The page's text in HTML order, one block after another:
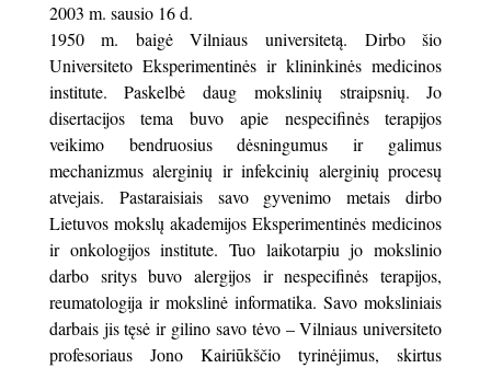
2003 m. sausio 16 d.
1950 m. baigė Vilniaus universitetą. Dirbo šio
Universiteto Eksperimentinės ir klininkinės medicinos
institute. Paskelbė daug mokslinių straipsnių. Jo
disertacijos tema buvo apie nespecifinės terapijos
veikimo bendruosius dėsningumus ir galimus
mechanizmus alerginių ir infekcinių alerginių procesų
atvejais. Pastaraisiais savo gyvenimo metais dirbo
Lietuvos mokslų akademijos Eksperimentinės medicinos
ir onkologijos institute. Tuo laikotarpiu jo mokslinio
darbo sritys buvo alergijos ir nespecifinės terapijos,
reumatologija ir mokslinė informatika. Savo moksliniais
darbais jis tęsė ir gilino savo tėvo – Vilniaus universiteto
profesoriaus Jono Kairiūkščio tyrinėjimus, skirtus